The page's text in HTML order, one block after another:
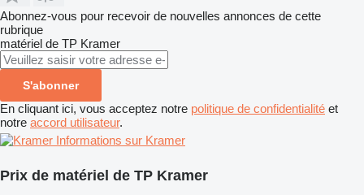
Abonnez-vous pour recevoir de nouvelles annonces de cette
rubrique
matériel de TP Kramer
S'abonner
En cliquant ici, vous acceptez notre politique de confidentialité et
notre accord utilisateur.
Informations sur Kramer
Prix de matériel de TP Kramer